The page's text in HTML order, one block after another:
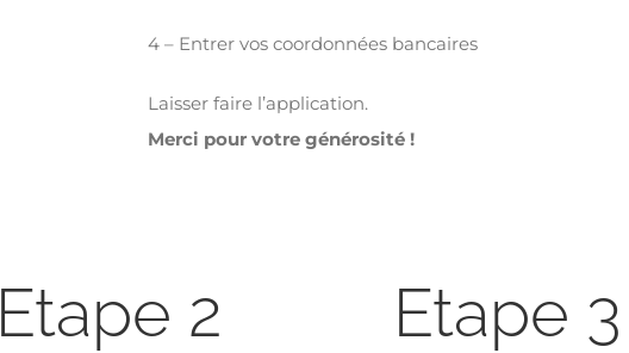
4 – Entrer vos coordonnées bancaires
Laisser faire l’application.
Merci pour votre générosité !
Etape 2 Etape 3